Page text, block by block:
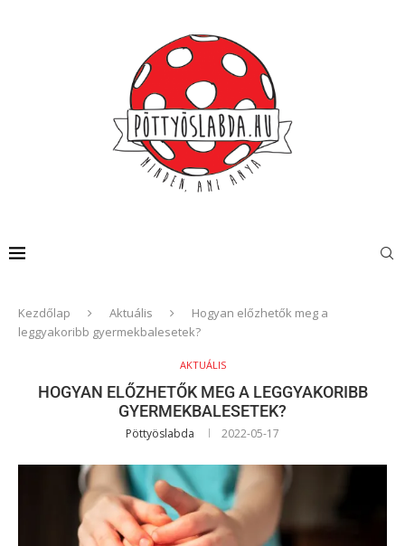
Kezdőlap Aktuális
Hogyan előzhetők meg a
leggyakoribb gyermekbalesetek?
AKTUÁLIS
HOGYAN ELŐZHETŐK MEG A LEGGYAKORIBB
GYERMEKBALESETEK?
Pöttyöslabda 2022-05-17